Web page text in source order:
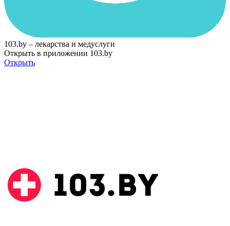
103.by – лекарства и медуслуги
Открыть в приложении 103.by
Открыть